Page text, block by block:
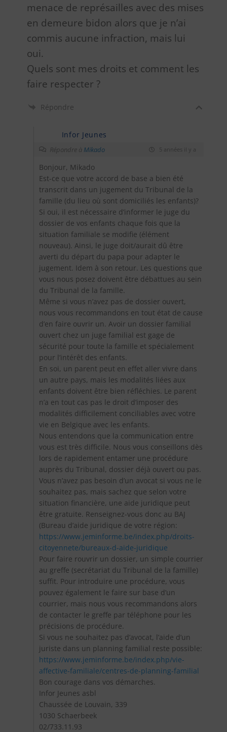
menace de représailles avec des mises
en demeure bidon alors que je n’ai
commis aucune infraction, mais lui
oui.
Quels sont mes droits et comment les
faire respecter ?
Répondre
Infor Jeunes
Répondre à Mikado 5 années il y a
Bonjour, Mikado
Est-ce que votre accord de base a bien été
transcrit dans un jugement du Tribunal de la
famille (du lieu où sont domiciliés les enfants)?
Si oui, il est nécessaire d’informer le juge du
dossier de vos enfants chaque fois que la
situation familiale se modifie (élément
nouveau). Ainsi, le juge doit/aurait dû être
averti du départ du papa pour adapter le
jugement. Idem à son retour. Les questions que
vous nous posez doivent être débattues au sein
du Tribunal de la famille.
Même si vous n’avez pas de dossier ouvert,
nous vous recommandons en tout état de cause
d’en faire ouvrir un. Avoir un dossier familial
ouvert chez un juge familial est gage de
sécurité pour toute la famille et spécialement
pour l’intérêt des enfants.
En soi, un parent peut en effet aller vivre dans
un autre pays, mais les modalités liées aux
enfants doivent être bien réfléchies. Le parent
n’a en tout cas pas le droit d’imposer des
modalités difficilement conciliables avec votre
vie en Belgique avec les enfants.
Nous entendons que la communication entre
vous est très difficile. Nous vous conseillons dès
lors de rapidement entamer une procédure
auprès du Tribunal, dossier déjà ouvert ou pas.
Vous n’avez pas besoin d’un avocat si vous ne le
souhaitez pas, mais sachez que selon votre
situation financière, une aide juridique peut
être gratuite. Renseignez-vous donc au BAJ
(Bureau d’aide juridique de votre région:
https://www.jeminforme.be/index.php/droits-
citoyennete/bureaux-d-aide-juridique
Pour faire rouvrir un dossier, un simple courrier
au greffe (secrétariat du Tribunal de la famille)
suffit. Pour introduire une procédure, vous
pouvez également le faire sur base d’un
courrier, mais nous vous recommandons alors
de contacter le greffe par téléphone pour les
précisions de procédure.
Si vous ne souhaitez pas d’avocat, l’aide d’un
juriste dans un planning familial reste possible:
https://www.jeminforme.be/index.php/vie-
affective-familiale/centres-de-planning-familial
Bon courage dans vos démarches.
Infor Jeunes asbl
Chaussée de Louvain, 339
1030 Schaerbeek
02/733.11.93